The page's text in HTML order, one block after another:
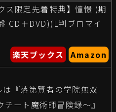
ス限定先着特典】憧憬 (期
CD＋DVD)(L判ブロマイ
楽天ブックス
Amazon
『落第賢者の学院無双
ート魔術師冒険録～』